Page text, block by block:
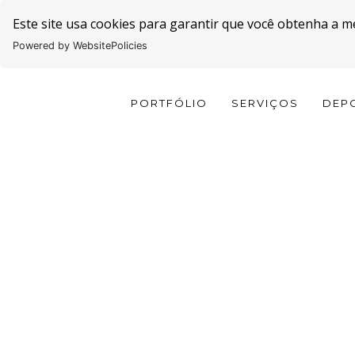
Este site usa cookies para garantir que você obtenha a
Powered by WebsitePolicies
PORTFÓLIO SERVIÇOS